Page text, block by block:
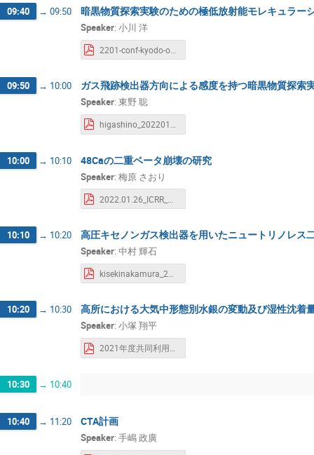
09:40 → 09:50 暗黒物質探索実験のための極低放射能モレキュラー
Speaker: 小川 洋
2201-conf-kyodo-ogawa-MS.pdf
09:50 → 10:00 ガス飛跡検出器方向による感度を持つ暗黒物質探索
Speaker: 東野 聡
higashino_202201_ICRR_wbu.pdf
10:00 → 10:10 48Caの二重ベータ崩壊の研究
Speaker: 梅原 さおり
10:10 → 10:20 高圧キセノンガス検出器を用いたニュートリノレス
Speaker: 中村 輝石
kisekinakamura_20220126_ICRR.pdf
10:20 → 10:30 高所における大気中形態別水銀の変動及び湿性沈着
Speaker: 小塚 翔平
2021年度共同利用発表会資料 (2).pdf
10:30 → 10:40
10:40 → 11:20 CTA計画
Speaker: 手嶋 政廣